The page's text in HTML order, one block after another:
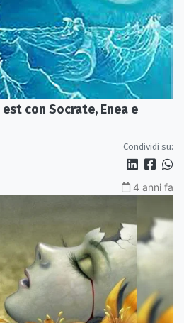
con Socrate, Enea e
Condividi su:
4 anni fa